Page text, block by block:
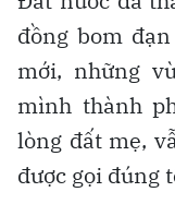
đồng bom
mới, những
mình thành
lòng đất mẹ,
được gọi đúng